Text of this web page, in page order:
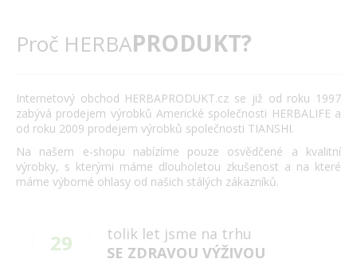
Proč HERBAPRODUKT?
Internetový obchod HERBAPRODUKT.cz se již od roku 1997
zabývá prodejem výrobků Americké společnosti HERBALIFE a
od roku 2009 prodejem výrobků společnosti TIANSHI.
Na našem e-shopu nabízíme pouze osvědčené a kvalitní
výrobky, s kterými máme dlouholetou zkušenost a na které
máme výborné ohlasy od našich stálých zákazníků.
29
tolik let jsme na trhu
SE ZDRAVOU VÝŽIVOU